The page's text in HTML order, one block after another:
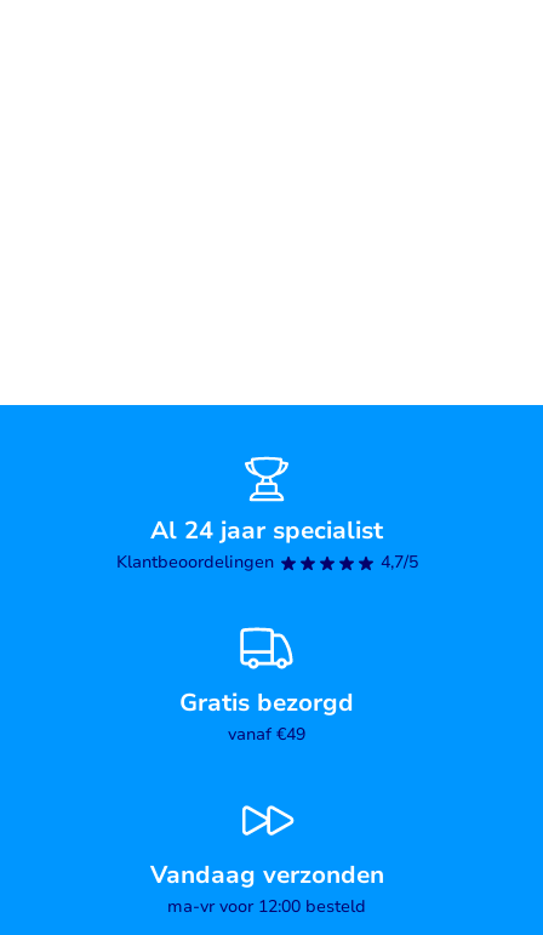
Al 24 jaar specialist
Klantbeoordelingen 4,7/5
Gratis bezorgd
vanaf €49
Vandaag verzonden
ma-vr voor 12:00 besteld